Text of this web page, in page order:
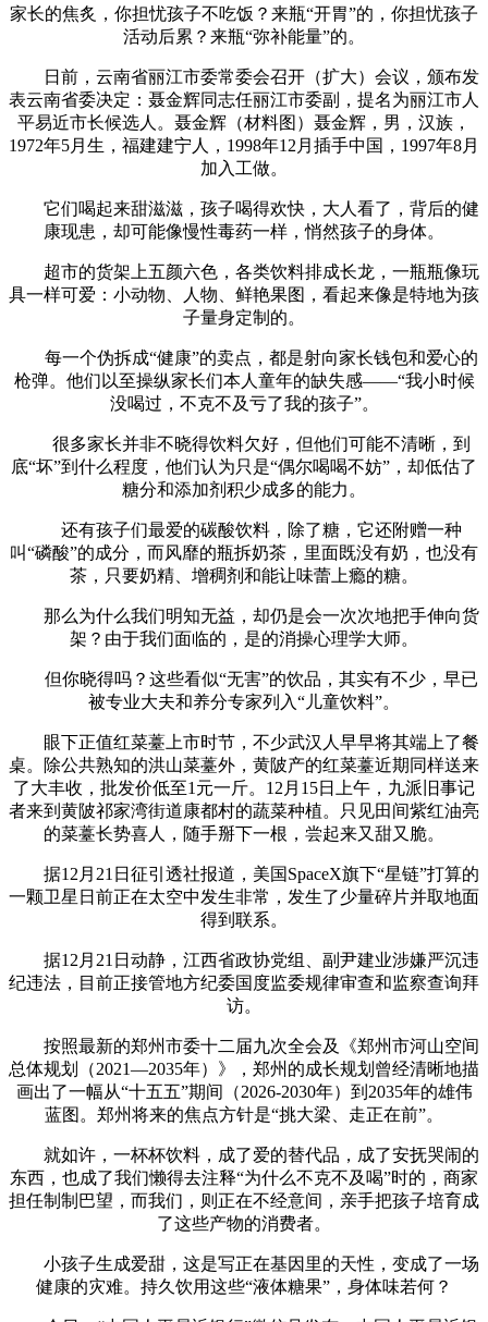
家长的焦炙，你担忧孩子不吃饭？来瓶“开胃”的，你担忧孩子
活动后累？来瓶“弥补能量”的。
日前，云南省丽江市委常委会召开（扩大）会议，颁布发
表云南省委决定：聂金辉同志任丽江市委副，提名为丽江市人
平易近市长候选人。聂金辉（材料图）聂金辉，男，汉族，
1972年5月生，福建建宁人，1998年12月插手中国，1997年8月
加入工做。
它们喝起来甜滋滋，孩子喝得欢快，大人看了，背后的健
康现患，却可能像慢性毒药一样，悄然孩子的身体。
超市的货架上五颜六色，各类饮料排成长龙，一瓶瓶像玩
具一样可爱：小动物、人物、鲜艳果图，看起来像是特地为孩
子量身定制的。
每一个伪拆成“健康”的卖点，都是射向家长钱包和爱心的
枪弹。他们以至操纵家长们本人童年的缺失感——“我小时候
没喝过，不克不及亏了我的孩子”。
很多家长并非不晓得饮料欠好，但他们可能不清晰，到
底“坏”到什么程度，他们认为只是“偶尔喝喝不妨”，却低估了
糖分和添加剂积少成多的能力。
还有孩子们最爱的碳酸饮料，除了糖，它还附赠一种
叫“磷酸”的成分，而风靡的瓶拆奶茶，里面既没有奶，也没有
茶，只要奶精、增稠剂和能让味蕾上瘾的糖。
那么为什么我们明知无益，却仍是会一次次地把手伸向货
架？由于我们面临的，是的消操心理学大师。
但你晓得吗？这些看似“无害”的饮品，其实有不少，早已
被专业大夫和养分专家列入“儿童饮料”。
眼下正值红菜薹上市时节，不少武汉人早早将其端上了餐
桌。除公共熟知的洪山菜薹外，黄陂产的红菜薹近期同样送来
了大丰收，批发价低至1元一斤。12月15日上午，九派旧事记
者来到黄陂祁家湾街道康都村的蔬菜种植。只见田间紫红油亮
的菜薹长势喜人，随手掰下一根，尝起来又甜又脆。
据12月21日征引透社报道，美国SpaceX旗下“星链”打算的
一颗卫星日前正在太空中发生非常，发生了少量碎片并取地面
得到联系。
据12月21日动静，江西省政协党组、副尹建业涉嫌严沉违
纪违法，目前正接管地方纪委国度监委规律审查和监察查询拜
访。
按照最新的郑州市委十二届九次全会及《郑州市河山空间
总体规划（2021—2035年）》，郑州的成长规划曾经清晰地描
画出了一幅从“十五五”期间（2026-2030年）到2035年的雄伟
蓝图。郑州将来的焦点方针是“挑大梁、走正在前”。
就如许，一杯杯饮料，成了爱的替代品，成了安抚哭闹的
东西，也成了我们懒得去注释“为什么不克不及喝”时的，商家
担任制制巴望，而我们，则正在不经意间，亲手把孩子培育成
了这些产物的消费者。
小孩子生成爱甜，这是写正在基因里的天性，变成了一场
健康的灾难。持久饮用这些“液体糖果”，身体味若何？